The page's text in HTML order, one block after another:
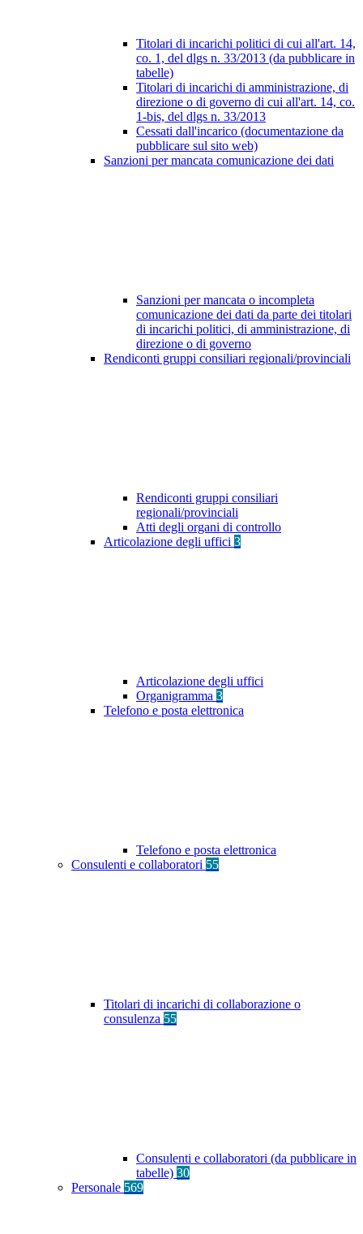
Titolari di incarichi politici di cui all'art. 14,
co. 1, del dlgs n. 33/2013 (da pubblicare in
tabelle)
Titolari di incarichi di amministrazione, di
direzione o di governo di cui all'art. 14, co.
1-bis, del dlgs n. 33/2013
Cessati dall'incarico (documentazione da
pubblicare sul sito web)
Sanzioni per mancata comunicazione dei dati
Sanzioni per mancata o incompleta
comunicazione dei dati da parte dei titolari
di incarichi politici, di amministrazione, di
direzione o di governo
Rendiconti gruppi consiliari regionali/provinciali
Rendiconti gruppi consiliari
regionali/provinciali
Atti degli organi di controllo
Articolazione degli uffici 3
Articolazione degli uffici
Organigramma 3
Telefono e posta elettronica
Telefono e posta elettronica
Consulenti e collaboratori 55
Titolari di incarichi di collaborazione o
consulenza 55
Consulenti e collaboratori (da pubblicare in
tabelle) 30
Personale 569